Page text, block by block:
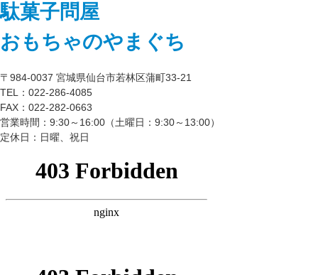
駄菓子問屋
おもちゃのやまぐち
〒984-0037 宮城県仙台市若林区蒲町33-21
TEL：022-286-4085
FAX：022-282-0663
営業時間：9:30～16:00（土曜日：9:30～13:00）
定休日：日曜、祝日